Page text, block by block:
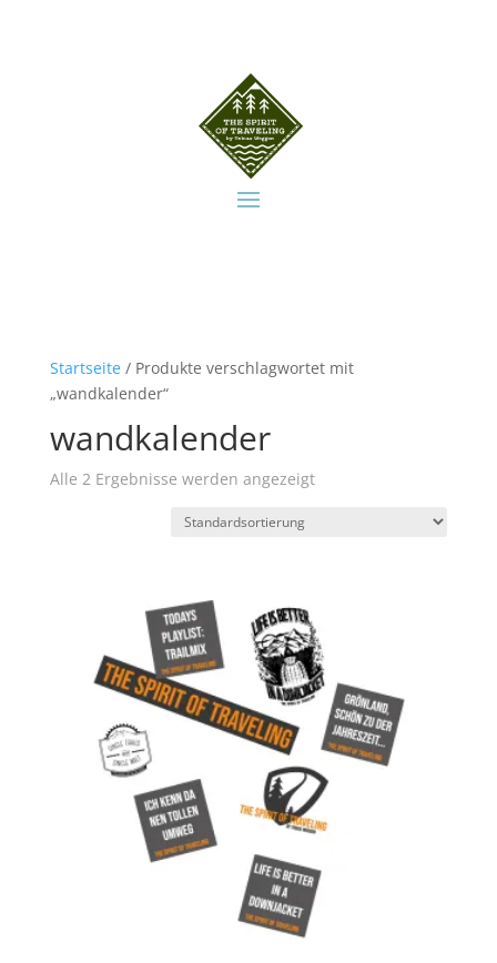
Startseite/ Produkte verschlagwortet mit
„wandkalender“
wandkalender
Alle 2 Ergebnisse werden angezeigt